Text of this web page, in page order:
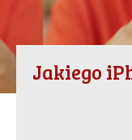
Jakiego